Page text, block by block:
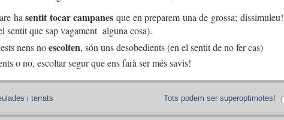
hasentit tocar campanes que en preparem una de grossa; dissimuleu!
sentit que sap vagament alguna cosa).
nens noescolten, són uns desobedients (en el sentit de no fer cas)
o no, escoltar segur que ens farà ser més savis!
Tots podem ser superoptimotes!
i terrats